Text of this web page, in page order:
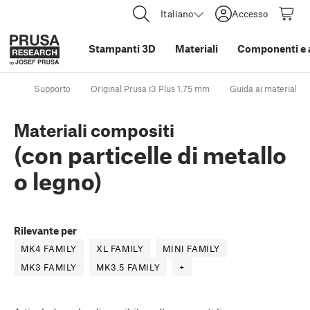
Italiano Accesso
Stampanti 3D Materiali Componenti e
Supporto Original Prusa i3 Plus 1.75 mm Guida ai materiali
Materiali compositi
(con particelle di metallo
o legno)
Rilevante per
MK4 FAMILY XL FAMILY
MINI FAMILY
MK3 FAMILY
MK3.5 FAMILY +